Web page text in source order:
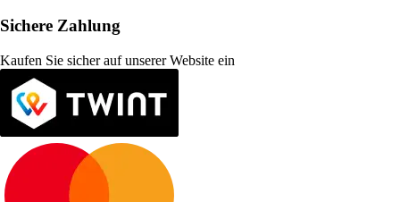
Sichere Zahlung
Kaufen Sie sicher auf unserer Website ein